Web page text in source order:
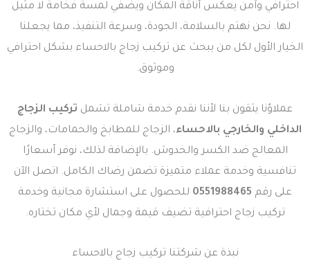
احترافي وآمن يعكس أناقة المكان ويضفي لمسة فخامة لا مثيل
لها. نحن نهتم بالسلامة، الجودة، وسرعة التنفيذ، مما يجعلنا
الخيار الأول لكل من يبحث عن تركيب زجاج بالاحساء بشكل احترافي
وموثوق.
عملاؤنا يثقون بنا لأننا نقدم خدمة شاملة تشمل تركيب الزجاج
الداخلي والخارجي بالاحساء، الزجاج للمطابخ والحمامات، والزجاج
المعالج ضد الكسر والخدوش. بالإضافة لذلك، نوفر أسعارًا
تنافسية وخدمة عملاء متميزة تضمن رضاك الكامل. اتصل الآن
على رقم 0551988465 للحصول على استشارة مجانية وخدمة
تركيب زجاج احترافية تضيف قيمة وجمال لأي مكان تختاره.
نبذة عن شركتنا تركيب زجاج بالاحساء